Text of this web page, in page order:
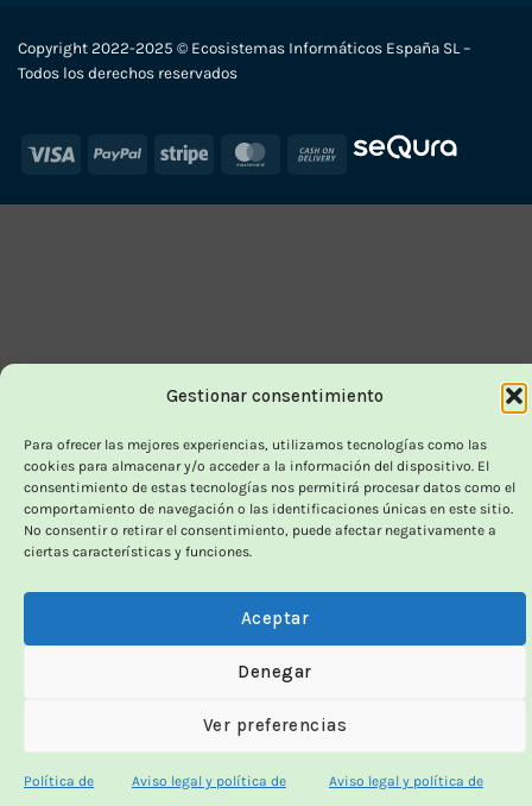
Gestionar consentimiento
Para ofrecer las mejores experiencias, utilizamos tecnologías como las
cookies para almacenar y/o acceder a la información del dispositivo. El
consentimiento de estas tecnologías nos permitirá procesar datos como el
comportamiento de navegación o las identificaciones únicas en este sitio.
No consentir o retirar el consentimiento, puede afectar negativamente a
ciertas características y funciones.
Aceptar
Denegar
Ver preferencias
Política de
Aviso legal y política de
Aviso legal y política de
Copyright 2022-2025 © Ecosistemas Informáticos España SL –
Todos los derechos reservados
Visa PayPal Stripe MasterCard
Cash